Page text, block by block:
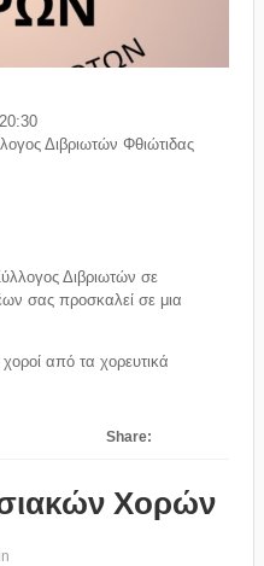
Διβριωτών Φθιώτιδας
Διβριωτών σε
σας προσκαλεί σε μια
από τα χορευτικά
Share:
Χορών 16 Ιουνίου
Χορών